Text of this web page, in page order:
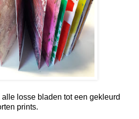
losse bladen tot een gekleurd
prints.